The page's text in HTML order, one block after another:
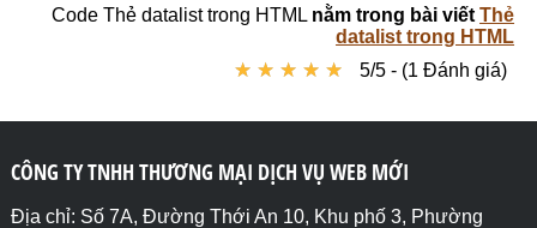
Code Thẻ datalist trong HTML nằm trong bài viết Thẻ
datalist trong HTML
★ ★ ★ ★ ★
★ ★ ★ ★ ★ 5/5 - (1 Đánh giá)
CÔNG TY TNHH THƯƠNG MẠI DỊCH VỤ WEB MỚI
Địa chỉ: Số 7A, Đường Thới An 10, Khu phố 3, Phường